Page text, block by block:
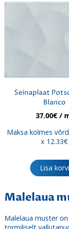
Seinaplaat
Blanco
37.00€/
Maksa kolmes
x 12.33€
Lisa korvi
Malelaua
Malelaua muster